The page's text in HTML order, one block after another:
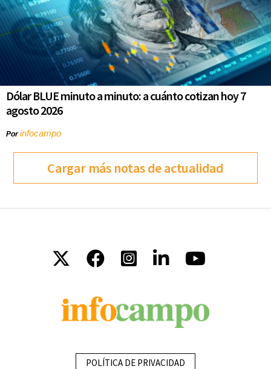
Dólar BLUE minuto a minuto: a cuánto cotizan hoy 7
agosto 2026
Porinfocampo
Cargar más notas de actualidad
POLÍTICA DE PRIVACIDAD